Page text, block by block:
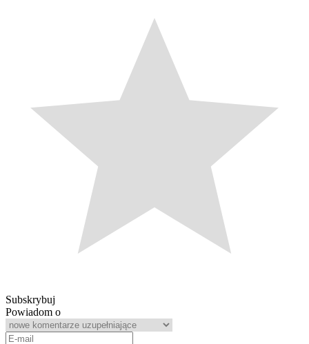
Subskrybuj
Powiadom o